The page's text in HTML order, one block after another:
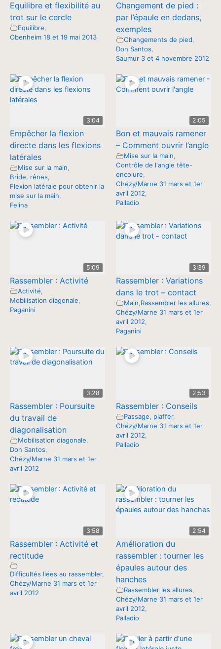
Equilibre et flexibilité au
trot sur le cercle
Equilibre
Obenheim 18 et 19 mai 2013
Changement de pied :
par l’épaule en dedans,
exemples
Changements de pied
Don Santos
Saumur 3 et 4 novembre 2012
3:04
Empêcher la flexion
directe dans les flexions
latérales
Mise sur la main,
Bride, rênes,
Flexion latérale pour obtenir la
mise sur la main,
Felina
2:05
Bon et mauvais ramener
– Comment ouvrir l’angle
Mise sur la main,
Contrôle de l'angle tête-
encolure,
Chézy/Marne 31 mars et 1er
avril 2012,
Palladio
5:09
Rassembler : Activité
Activité
Mobilisation diagonale
Paganini
3:39
Rassembler : Variations
dans le trot – contact
Main Rassembler les allures
Chézy/Marne 31 mars et 1er
avril 2012
Paganini
3:28
Rassembler : Poursuite
du travail de
diagonalisation
Mobilisation diagonale,
Don Santos,
Chézy/Marne 31 mars et 1er
avril 2012
2;53
Rassembler : Conseils
Passage, piaffer,
Chézy/Marne 31 mars et 1er
avril 2012,
Palladio
3:58
Rassembler : Activité et
rectitude
Difficultés liées au rassembler,
Chézy/Marne 31 mars et 1er
avril 2012
2:54
Amélioration du
rassembler : tourner les
épaules autour des
hanches
Rassembler les allures
Chézy/Marne 31 mars et 1er
avril 2012
Palladio